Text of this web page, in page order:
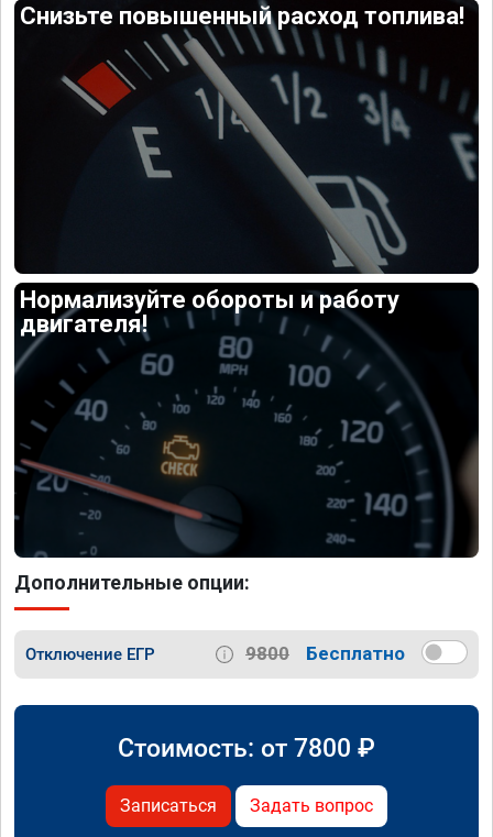
Снизьте повышенный расход топлива!
Нормализуйте обороты и работу
двигателя!
Дополнительные опции:
Отключение ЕГР 9800 Бесплатно
Стоимость: от 7800 ₽
Записаться Задать вопрос